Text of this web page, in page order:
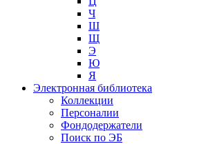
Ч
Ш
Щ
Э
Ю
Я
Электронная библиотека
Коллекции
Персоналии
Фондодержатели
Поиск по ЭБ